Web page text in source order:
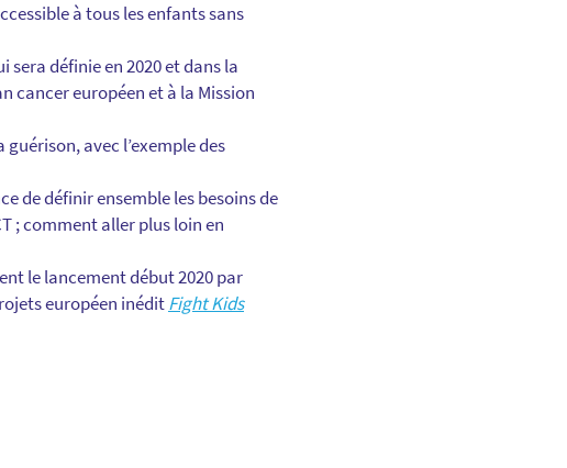
à tous les enfants sans
définie en 2020 et dans la
cancer européen et à la Mission
avec l’exemple des
de définir ensemble les besoins de
; comment aller plus loin en
le lancement début 2020 par
européen inéditFight Kids